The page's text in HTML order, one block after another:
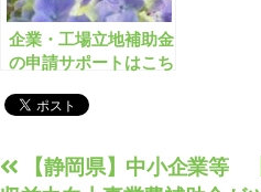
企業・工場立地補助金
の申請サポートはこち
京都/福岡/福島/広島な
投 【静岡県】中小企業等